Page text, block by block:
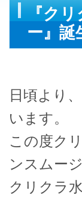
『クリ
ー』誕
日頃より
います。
この度ク
ンスムー
クリクラ